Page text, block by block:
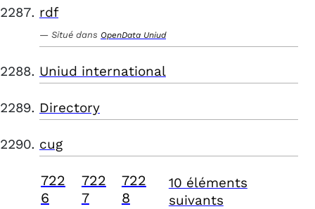
rdf
Situé dans OpenData Uniud
Uniud international
Directory
cug
722
6
722
7
722
8
10 éléments
suivants